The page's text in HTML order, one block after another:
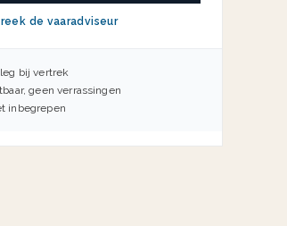
de vaaradviseur
bij vertrek
geen verrassingen
inbegrepen